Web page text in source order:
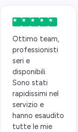
Ottimo team,
professionisti
seri e
disponibili.
Sono stati
rapidissimi nel
servizio e
hanno esaudito
tutte le mie